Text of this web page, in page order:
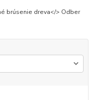
brúsenie dreva</> Odber